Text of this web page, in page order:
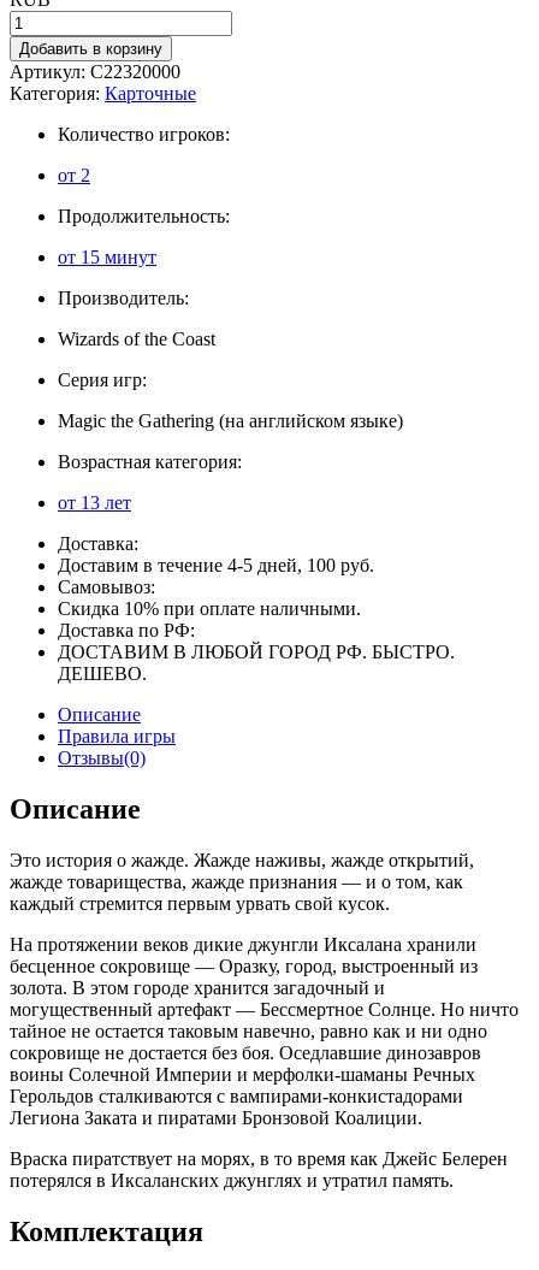
Добавить в корзину
Артикул: C22320000
Категория: Карточные
Количество игроков:
от 2
Продолжительность:
от 15 минут
Производитель:
Wizards of the Coast
Серия игр:
Magic the Gathering (на английском языке)
Возрастная категория:
от 13 лет
Доставка:
Доставим в течение 4-5 дней, 100 руб.
Самовывоз:
Скидка 10% при оплате наличными.
Доставка по РФ:
ДОСТАВИМ В ЛЮБОЙ ГОРОД РФ. БЫСТРО.
ДЕШЕВО.
Описание
Правила игры
Отзывы(0)
Описание
Это история о жажде. Жажде наживы, жажде открытий,
жажде товарищества, жажде признания — и о том, как
каждый стремится первым урвать свой кусок.
На протяжении веков дикие джунгли Иксалана хранили
бесценное сокровище — Оразку, город, выстроенный из
золота. В этом городе хранится загадочный и
могущественный артефакт — Бессмертное Солнце. Но ничто
тайное не остается таковым навечно, равно как и ни одно
сокровище не достается без боя. Оседлавшие динозавров
воины Солечной Империи и мерфолки-шаманы Речных
Герольдов сталкиваются с вампирами-конкистадорами
Легиона Заката и пиратами Бронзовой Коалиции.
Враска пиратствует на морях, в то время как Джейс Белерен
потерялся в Иксаланских джунглях и утратил память.
Комплектация